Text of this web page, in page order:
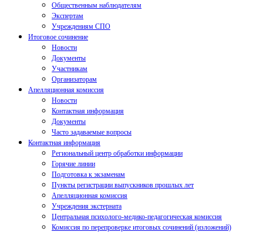
Общественным наблюдателям
Экспертам
Учреждениям СПО
Итоговое сочинение
Новости
Документы
Участникам
Организаторам
Апелляционная комиссия
Новости
Контактная информация
Документы
Часто задаваемые вопросы
Контактная информация
Региональный центр обработки информации
Горячие линии
Подготовка к экзаменам
Пункты регистрации выпускников прошлых лет
Апелляционная комиссия
Учреждения экстерната
Центральная психолого-медико-педагогическая комиссия
Комиссия по перепроверке итоговых сочинений (изложений)